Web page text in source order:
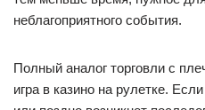
неблагоприятного события.
Полный аналог торговли с
игра в казино на рулетке.